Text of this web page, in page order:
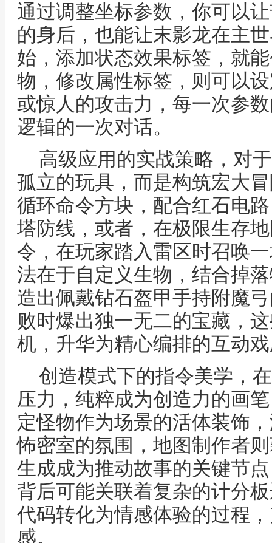
通过调整坐标参数，你可以
的身后，也能让末影龙在主
始，添加状态效果标签，就
物，修改属性标签，则可以
或惊人的攻击力，每一次参
逻辑的一次对话。
高级应用的实战策略，对
孤立的玩具，而是构筑宏大
循环命令方块，配合红石电
塔防线，或者，在极限生存
令，在玩家踏入雷区时召唤
法在于自定义生物，结合掉
造出佩戴钻石盔甲手持附魔
败时爆出独一无二的宝藏，
机，升华为精心编排的互动
创造模式下的指令美学，
压力，纯粹成为创造力的画
定怪物作为场景的活体装饰
怖密室的氛围，地图制作者
生成成为推动故事的关键节
背后可能关联着复杂的计分
代码转化为情感体验的过程
感。